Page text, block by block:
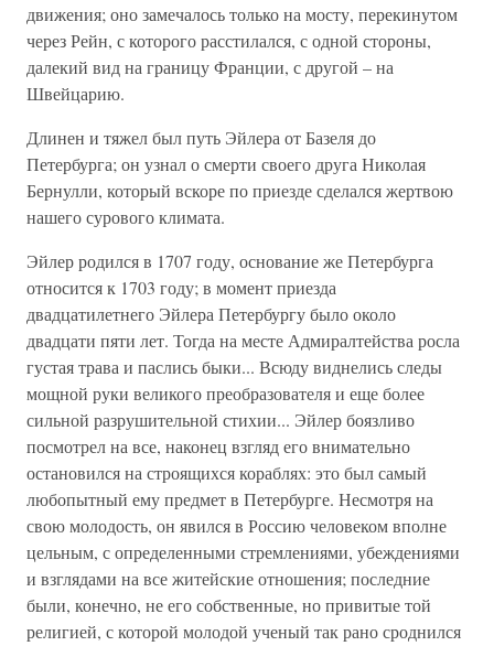
движения; оно замечалось только на мосту, перекинутом
через Рейн, с которого расстилался, с одной стороны,
далекий вид на границу Франции, с другой – на
Швейцарию.
Длинен и тяжел был путь Эйлера от Базеля до
Петербурга; он узнал о смерти своего друга Николая
Бернулли, который вскоре по приезде сделался жертвою
нашего сурового климата.
Эйлер родился в 1707 году, основание же Петербурга
относится к 1703 году; в момент приезда
двадцатилетнего Эйлера Петербургу было около
двадцати пяти лет. Тогда на месте Адмиралтейства росла
густая трава и паслись быки... Всюду виднелись следы
мощной руки великого преобразователя и еще более
сильной разрушительной стихии... Эйлер боязливо
посмотрел на все, наконец взгляд его внимательно
остановился на строящихся кораблях: это был самый
любопытный ему предмет в Петербурге. Несмотря на
свою молодость, он явился в Россию человеком вполне
цельным, с определенными стремлениями, убеждениями
и взглядами на все житейские отношения; последние
были, конечно, не его собственные, но привитые той
религией, с которой молодой ученый так рано сроднился